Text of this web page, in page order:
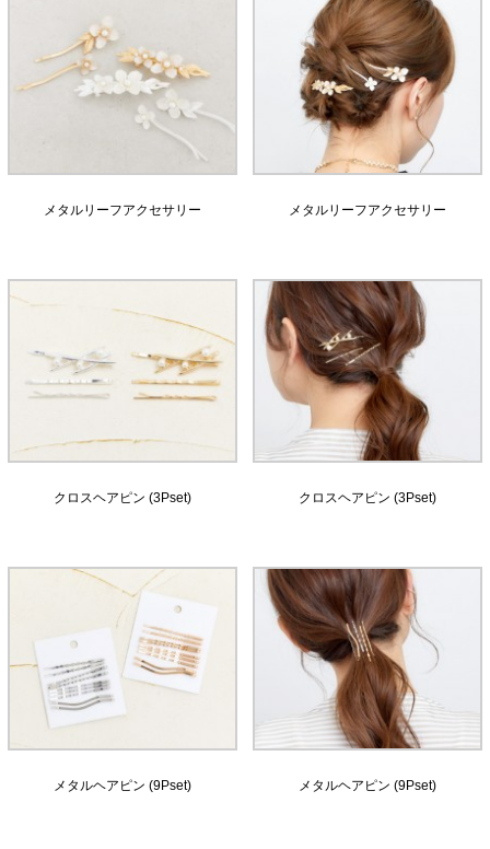
メタルリーフアクセサリー メタルリーフアクセサリー
クロスヘアピン (3Pset) クロスヘアピン (3Pset)
メタルヘアピン (9Pset) メタルヘアピン (9Pset)